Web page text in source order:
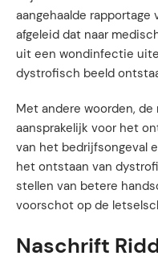
aangehaalde
afgeleid dat naar
uit een wondinfectie
dystrofisch beeld
Met andere woorden,
aansprakelijk voor het
van het bedrijfsongeval
het ontstaan van
stellen van betere
voorschot op de
Naschrift